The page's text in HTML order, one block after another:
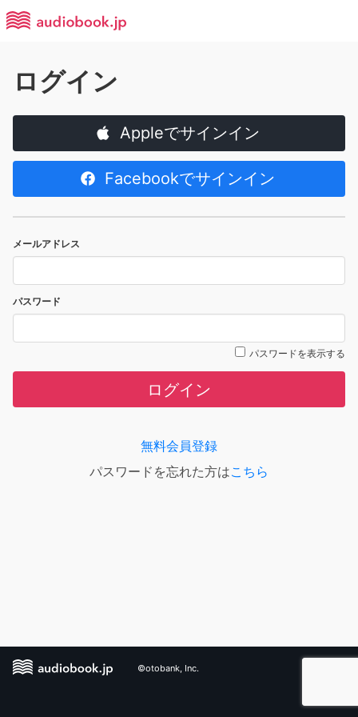
ログイン
Appleでサインイン
Facebookでサインイン
メールアドレス
パスワード
パスワードを表示する
ログイン
無料会員登録
パスワードを忘れた方はこちら
©otobank, Inc.